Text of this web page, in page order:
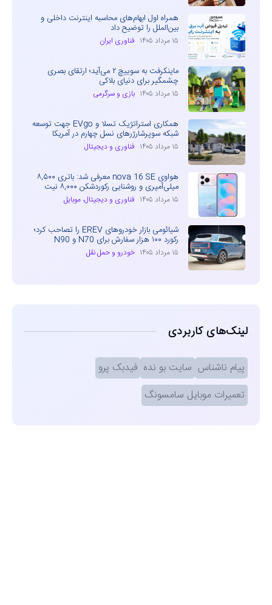
همراه اول ابهام‌های محاسبه اینترنت داخلی و
بین‌الملل را توضیح داد
۱۵ مرداد ۱۴۰۵ فناوری ایران
ماینکرفت به سوییچ ۲ می‌آید؛ ارتقای بصری
چشمگیر برای دنیای بلاکی
۱۵ مرداد ۱۴۰۵ بازی و سرگرمی
همکاری استراتژیک تسلا و EVgo جهت توسعه
شبکه سوپرشارژرهای نسل چهارم در آمریکا
۱۵ مرداد ۱۴۰۵ فناوری و دیجیتال
هواوی nova 16 SE معرفی شد: باتری ۸,۵۰۰
میلی‌آمپری و روشنایی رکوردشکن ۸,۰۰۰ نیت
۱۵ مرداد ۱۴۰۵ فناوری و دیجیتال، موبایل
شیائومی بازار خودروهای EREV را تصاحب کرد؛
رکورد ۱۰۰ هزار سفارش برای N70 و N90
۱۵ مرداد ۱۴۰۵ خودرو و حمل نقل
لینک‌های کاربردی
پیام ناشناس سایت بو نده فیدبک پرو
تعمیرات موبایل سامسونگ